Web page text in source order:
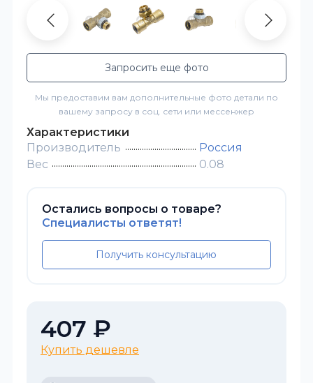
Запросить еще фото
Мы предоставим вам дополнительные фото детали по
вашему запросу в соц. сети или мессенжер
Характеристики
Производитель
Россия
Вес
0.08
Остались вопросы о товаре?
Специалисты ответят!
Получить консультацию
407 ₽
Купить дешевле